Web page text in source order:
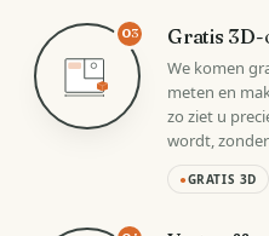
03 Gratis
We komen
meten en
zo ziet u
wordt,
●GRATIS 3D